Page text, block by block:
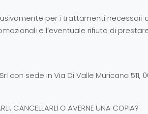
per i trattamenti necessari
e l’eventuale rifiuto di
sede in Via Di Valle Muricana 511,
CANCELLARLI O AVERNE UNA COPIA?